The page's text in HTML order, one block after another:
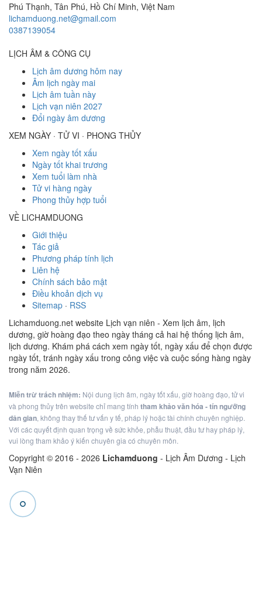
Phú Thạnh, Tân Phú, Hồ Chí Minh, Việt Nam
lichamduong.net@gmail.com
0387139054
LỊCH ÂM & CÔNG CỤ
Lịch âm dương hôm nay
Âm lịch ngày mai
Lịch âm tuần này
Lịch vạn niên 2027
Đổi ngày âm dương
XEM NGÀY · TỬ VI · PHONG THỦY
Xem ngày tốt xấu
Ngày tốt khai trương
Xem tuổi làm nhà
Tử vi hàng ngày
Phong thủy hợp tuổi
VỀ LICHAMDUONG
Giới thiệu
Tác giả
Phương pháp tính lịch
Liên hệ
Chính sách bảo mật
Điều khoản dịch vụ
Sitemap · RSS
Lichamduong.net website Lịch vạn niên - Xem lịch âm, lịch
dương, giờ hoàng đạo theo ngày tháng cả hai hệ thống lịch âm,
lịch dương. Khám phá cách xem ngày tốt, ngày xấu để chọn được
ngày tốt, tránh ngày xấu trong công việc và cuộc sống hàng ngày
trong năm 2026.
Miễn trừ trách nhiệm: Nội dung lịch âm, ngày tốt xấu, giờ hoàng đạo, tử vi
và phong thủy trên website chỉ mang tính tham khảo văn hóa - tín ngưỡng
dân gian, không thay thế tư vấn y tế, pháp lý hoặc tài chính chuyên nghiệp.
Với các quyết định quan trọng về sức khỏe, phẫu thuật, đầu tư hay pháp lý,
vui lòng tham khảo ý kiến chuyên gia có chuyên môn.
Copyright © 2016 - 2026 Lichamduong - Lịch Âm Dương - Lịch
Vạn Niên